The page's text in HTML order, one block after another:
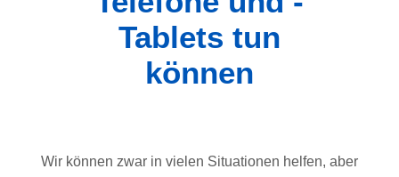
Tablets tun
können
Wir können zwar in vielen Situationen helfen, aber